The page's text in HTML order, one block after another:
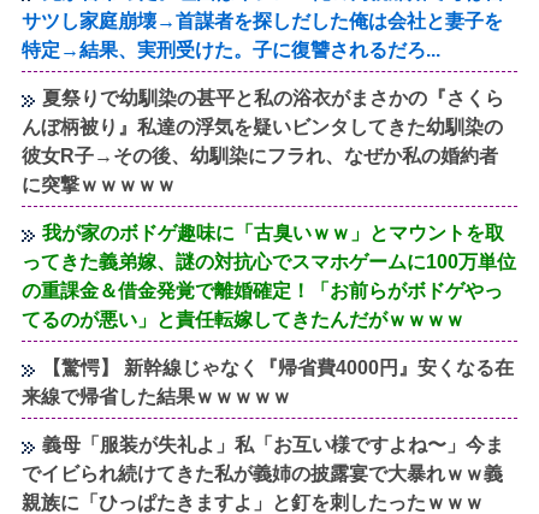
サツし家庭崩壊→首謀者を探しだした俺は会社と妻子を
特定→結果、実刑受けた。子に復讐されるだろ...
夏祭りで幼馴染の甚平と私の浴衣がまさかの『さくら
んぼ柄被り』私達の浮気を疑いビンタしてきた幼馴染の
彼女R子→その後、幼馴染にフラれ、なぜか私の婚約者
に突撃ｗｗｗｗｗ
我が家のボドゲ趣味に「古臭いｗｗ」とマウントを取
ってきた義弟嫁、謎の対抗心でスマホゲームに100万単位
の重課金＆借金発覚で離婚確定！「お前らがボドゲやっ
てるのが悪い」と責任転嫁してきたんだがｗｗｗｗ
【驚愕】 新幹線じゃなく『帰省費4000円』安くなる在
来線で帰省した結果ｗｗｗｗｗ
義母「服装が失礼よ」私「お互い様ですよね〜」今ま
でイビられ続けてきた私が義姉の披露宴で大暴れｗｗ義
親族に「ひっぱたきますよ」と釘を刺したったｗｗｗ